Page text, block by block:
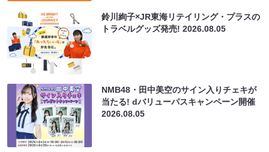
鈴川絢子×JR東海リテイリング・プラスの
トラベルグッズ発売!2026.08.05
NMB48・田中美空のサイン入りチェキが
当たる! dバリューパスキャンペーン開催
2026.08.05